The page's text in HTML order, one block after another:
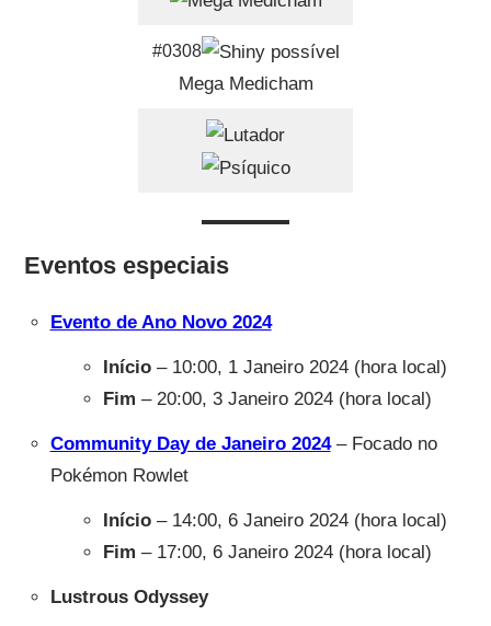
#0308
Mega Medicham
Eventos especiais
Evento de Ano Novo 2024
Início– 10:00, 1 Janeiro 2024 (hora local)
Fim – 20:00, 3 Janeiro 2024 (hora local)
Community Day de Janeiro 2024– Focado no
Pokémon Rowlet
Início– 14:00, 6 Janeiro 2024 (hora local)
Fim – 17:00, 6 Janeiro 2024 (hora local)
Lustrous Odyssey